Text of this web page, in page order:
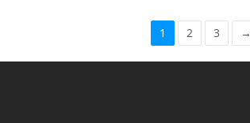
1 2 3 →